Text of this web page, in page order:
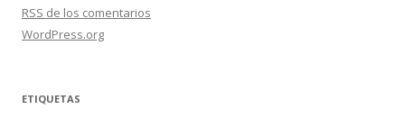
RSS de los comentarios
WordPress.org
ETIQUETAS